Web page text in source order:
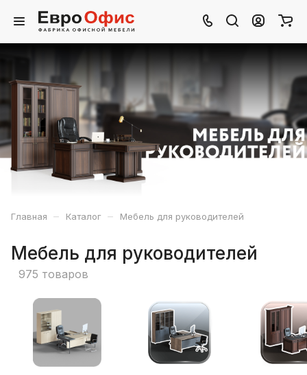
Главная – Каталог – Мебель для руководителей
Мебель для руководителей
975 товаров